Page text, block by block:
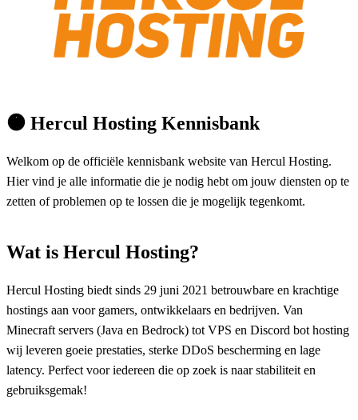
🟠 Hercul Hosting Kennisbank
Welkom op de officiële kennisbank website van Hercul Hosting.
Hier vind je alle informatie die je nodig hebt om jouw diensten op te
zetten of problemen op te lossen die je mogelijk tegenkomt.
Wat is Hercul Hosting?
Hercul Hosting biedt sinds 29 juni 2021 betrouwbare en krachtige
hostings aan voor gamers, ontwikkelaars en bedrijven. Van
Minecraft servers (Java en Bedrock) tot VPS en Discord bot hosting
wij leveren goeie prestaties, sterke DDoS bescherming en lage
latency. Perfect voor iedereen die op zoek is naar stabiliteit en
gebruiksgemak!